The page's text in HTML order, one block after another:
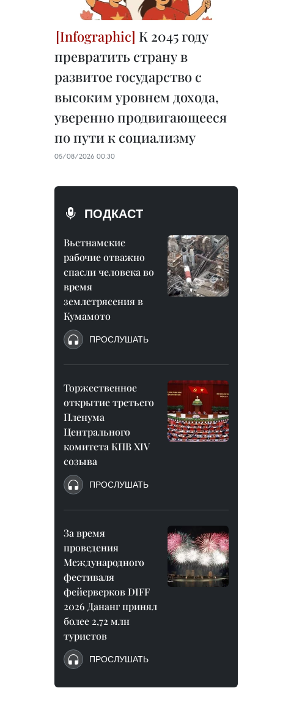
К 2045 году
превратить страну в
развитое государство с
высоким уровнем дохода,
уверенно продвигающееся
по пути к социализму
05/08/2026 00:30
ПОДКАСТ
Вьетнамские
рабочие отважно
спасли человека во
время
землетрясения в
Кумамото
ПРОСЛУШАТЬ
Торжественное
открытие третьего
Пленума
Центрального
комитета КПВ XIV
созыва
ПРОСЛУШАТЬ
За время
проведения
Международного
фестиваля
фейерверков DIFF
2026 Дананг принял
более 2,72 млн
туристов
ПРОСЛУШАТЬ